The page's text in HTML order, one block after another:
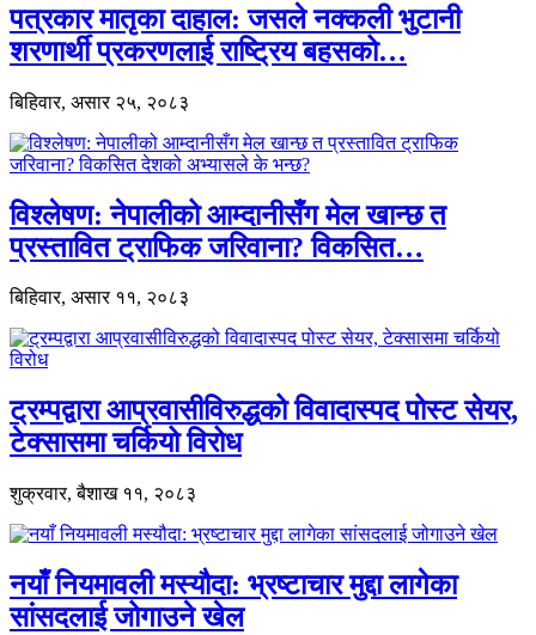
पत्रकार मातृका दाहाल: जसले नक्कली भुटानी
शरणार्थी प्रकरणलाई राष्ट्रिय बहसको…
बिहिवार, असार २५, २०८३
विश्लेषण: नेपालीको आम्दानीसँग मेल खान्छ त
प्रस्तावित ट्राफिक जरिवाना? विकसित…
बिहिवार, असार ११, २०८३
ट्रम्पद्वारा आप्रवासीविरुद्धको विवादास्पद पोस्ट सेयर,
टेक्सासमा चर्कियो विरोध
शुक्रवार, बैशाख ११, २०८३
नयाँ नियमावली मस्यौदा: भ्रष्टाचार मुद्दा लागेका
सांसदलाई जोगाउने खेल